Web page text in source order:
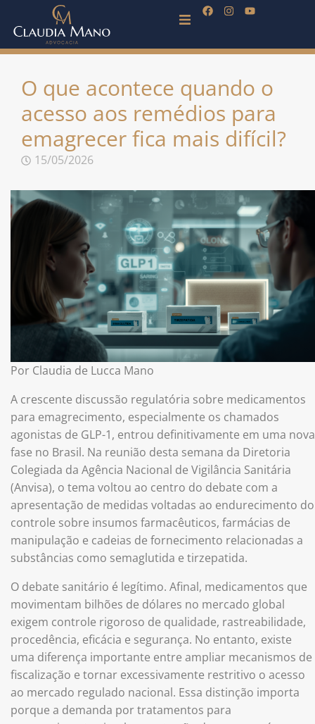
O que acontece quando o
acesso aos remédios para
emagrecer fica mais difícil?
15/05/2026
Por Claudia de Lucca Mano
A crescente discussão regulatória sobre medicamentos
para emagrecimento, especialmente os chamados
agonistas de GLP-1, entrou definitivamente em uma nova
fase no Brasil. Na reunião desta semana da Diretoria
Colegiada da Agência Nacional de Vigilância Sanitária
(Anvisa), o tema voltou ao centro do debate com a
apresentação de medidas voltadas ao endurecimento do
controle sobre insumos farmacêuticos, farmácias de
manipulação e cadeias de fornecimento relacionadas a
substâncias como semaglutida e tirzepatida.
O debate sanitário é legítimo. Afinal, medicamentos que
movimentam bilhões de dólares no mercado global
exigem controle rigoroso de qualidade, rastreabilidade,
procedência, eficácia e segurança. No entanto, existe
uma diferença importante entre ampliar mecanismos de
fiscalização e tornar excessivamente restritivo o acesso
ao mercado regulado nacional. Essa distinção importa
porque a demanda por tratamentos para